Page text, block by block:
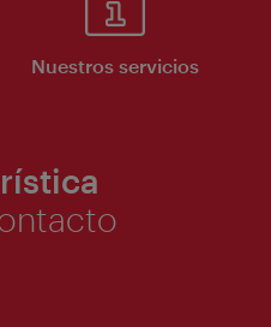
Nuestros servicios